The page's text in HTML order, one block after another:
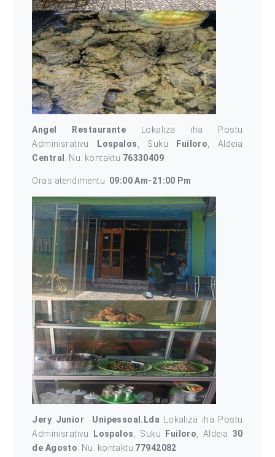
Angel Restaurante
Lokaliza iha Postu
Adminisrativu
Lospalos , Suku Fuiloro , Aldeia
Central
. Nu. kontaktu 76330409
Oras atendimentu: 09:00 Am-21:00 Pm
Jery Junior Unipessoal.Lda
Lokaliza iha Postu
Adminisrativu
Lospalos , Suku Fuiloro , Aldeia 30
de Agosto . Nu. kontaktu 77942082